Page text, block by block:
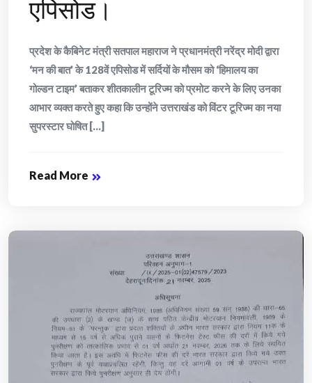
एपिसोड।
प्रदेश के कैबिनेट मंत्री सतपाल महाराज ने प्रधानमंत्री नरेंद्र मोदी द्वारा
‘मन की बात’ के 128वें एपिसोड में सर्दियों के मौसम को ‘हिमालय का
गोल्डन टाइम’ बताकर शीतकालीन टूरिज्म को प्रमोट करने के लिए उनका
आभार व्यक्त करते हुए कहा कि उन्होंने उत्तराखंड को विंटर टूरिज्म का नया
सुपरस्टार घोषित [...]
Read More